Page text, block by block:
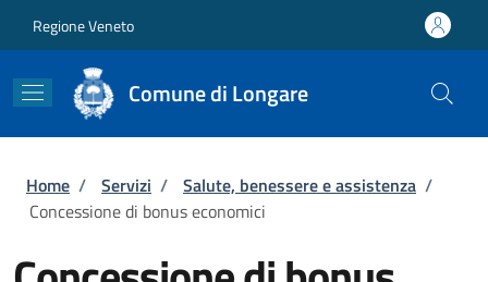
Regione Veneto
Comune di Longare
Briciole di pane
Home / Servizi / Salute, benessere e assistenza /
Concessione di bonus economici